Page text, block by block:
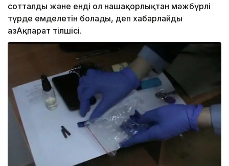
сотталды және енді ол нашақорлықтан мәжбүрлі
түрде емделетін болады, деп хабарлайды
ҚазАқпарат тілшісі.